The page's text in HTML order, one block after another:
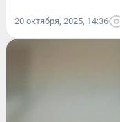
20 октября, 2025, 14:36